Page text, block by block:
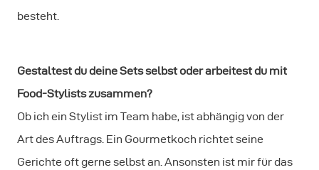
besteht.
Gestaltest du deine Sets selbst oder arbeitest du mit
Food-Stylists zusammen?
Ob ich ein Stylist im Team habe, ist abhängig von der
Art des Auftrags. Ein Gourmetkoch richtet seine
Gerichte oft gerne selbst an. Ansonsten ist mir für das